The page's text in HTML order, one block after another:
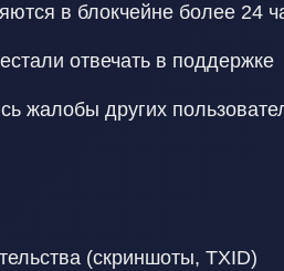
в блокчейне более 24
отвечать в поддержке
жалобы других
(скриншоты, TXID)